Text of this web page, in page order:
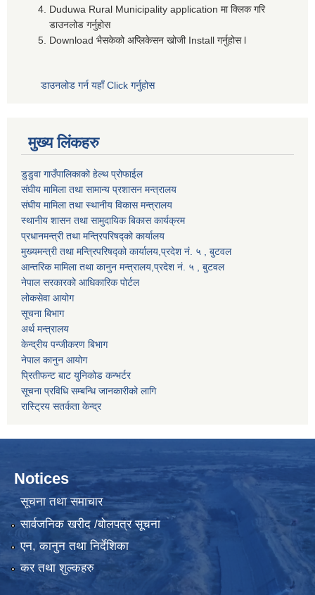
Duduwa Rural Municipality application मा क्लिक गरि
डाउनलोड गर्नुहोस
Download भैसकेको अप्लिकेसन खोजी Install गर्नुहोस l
डाउनलोड गर्न यहाँ Click गर्नुहोस
मुख्य लिंकहरु
डुडुवा गाउँपालिकाको हेल्थ प्रोफाईल
संघीय मामिला तथा सामान्य प्रशासन मन्त्रालय
संघीय मामिला तथा स्थानीय विकास मन्त्रालय
स्थानीय शासन तथा सामुदायिक बिकास कार्यक्रम
प्रधानमन्त्री तथा मन्त्रिपरिषद्को कार्यालय
मुख्यमन्त्री तथा मन्त्रिपरिषद्को कार्यालय,प्रदेश नं. ५ , बुटवल
आन्तरिक मामिला तथा कानुन मन्त्रालय,प्रदेश नं. ५ , बुटवल
नेपाल सरकारको आधिकारिक पोर्टल
लोकसेवा आयोग
सूचना बिभाग
अर्थ मन्त्रालय
केन्द्रीय पन्जीकरण बिभाग
नेपाल कानुन आयोग
प्रितीफन्ट बाट युनिकोड कन्भर्टर
सूचना प्रविधि सम्बन्धि जानकारीको लागि
रास्ट्रिय सतर्कता केन्द्र
Notices
सूचना तथा समाचार
सार्वजनिक खरीद /बोलपत्र सूचना
एन, कानुन तथा निर्देशिका
कर तथा शुल्कहरु